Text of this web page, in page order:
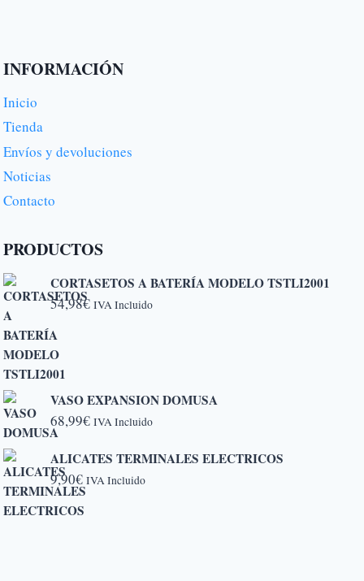
INFORMACIÓN
Inicio
Tienda
Envíos y devoluciones
Noticias
Contacto
PRODUCTOS
CORTASETOS A BATERÍA MODELO TSTLI2001
54,98€ IVA Incluido
VASO EXPANSION DOMUSA
68,99€ IVA Incluido
ALICATES TERMINALES ELECTRICOS
9,90€ IVA Incluido